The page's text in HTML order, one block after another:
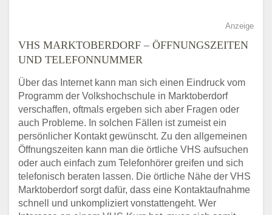
Anzeige
VHS MARKTOBERDORF – ÖFFNUNGSZEITEN
UND TELEFONNUMMER
Über das Internet kann man sich einen Eindruck vom
Programm der Volkshochschule in Marktoberdorf
verschaffen, oftmals ergeben sich aber Fragen oder
auch Probleme. In solchen Fällen ist zumeist ein
persönlicher Kontakt gewünscht. Zu den allgemeinen
Öffnungszeiten kann man die örtliche VHS aufsuchen
oder auch einfach zum Telefonhörer greifen und sich
telefonisch beraten lassen. Die örtliche Nähe der VHS
Marktoberdorf sorgt dafür, dass eine Kontaktaufnahme
schnell und unkompliziert vonstattengeht. Wer